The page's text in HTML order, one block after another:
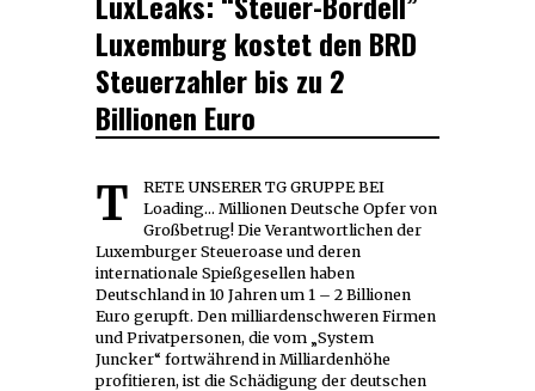
2017
Luxemburg kostet den BRD
Steuerzahler bis zu 2
Billionen Euro
TRETE UNSERER TG GRUPPE BEI
Loading... Millionen Deutsche Opfer von
Großbetrug! Die Verantwortlichen der
Luxemburger Steueroase und deren
internationale Spießgesellen haben
Deutschland in 10 Jahren um 1 – 2 Billionen
Euro gerupft. Den milliardenschweren Firmen
und Privatpersonen, die vom „System
Juncker“ fortwährend in Milliardenhöhe
profitieren, ist die Schädigung der deutschen